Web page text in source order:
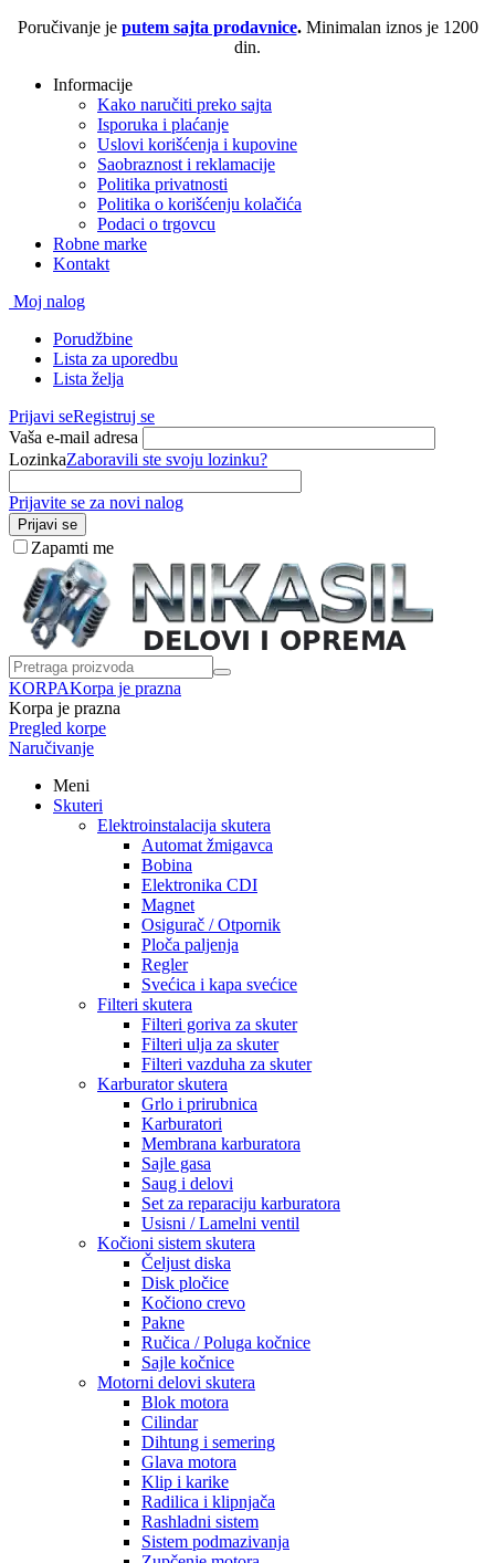
Poručivanje je putem sajta prodavnice. Minimalan iznos je 1200
din.
Informacije
Kako naručiti preko sajta
Isporuka i plaćanje
Uslovi korišćenja i kupovine
Saobraznost i reklamacije
Politika privatnosti
Politika o korišćenju kolačića
Podaci o trgovcu
Robne marke
Kontakt
Moj nalog
Porudžbine
Lista za uporedbu
Lista želja
Prijavi seRegistruj se
Vaša e-mail adresa
LozinkaZaboravili ste svoju lozinku?
Prijavite se za novi nalog
Prijavi se
Zapamti me
KORPAKorpa je prazna
Korpa je prazna
Pregled korpe
Naručivanje
Meni
Skuteri
Elektroinstalacija skutera
Automat žmigavca
Bobina
Elektronika CDI
Magnet
Osigurač / Otpornik
Ploča paljenja
Regler
Svećica i kapa svećice
Filteri skutera
Filteri goriva za skuter
Filteri ulja za skuter
Filteri vazduha za skuter
Karburator skutera
Grlo i prirubnica
Karburatori
Membrana karburatora
Sajle gasa
Saug i delovi
Set za reparaciju karburatora
Usisni / Lamelni ventil
Kočioni sistem skutera
Čeljust diska
Disk pločice
Kočiono crevo
Pakne
Ručica / Poluga kočnice
Sajle kočnice
Motorni delovi skutera
Blok motora
Cilindar
Dihtung i semering
Glava motora
Klip i karike
Radilica i klipnjača
Rashladni sistem
Sistem podmazivanja